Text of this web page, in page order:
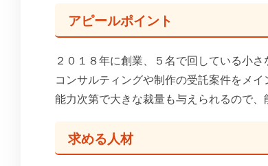
アピールポイント
２０１８年に創業、５名で回している小さ
コンサルティングや制作の受託案件をメ
能力次第で大きな裁量も与えられるので
求める人材